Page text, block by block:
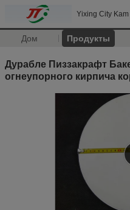
Yixing City
Дом Продукты
Дурабле Пиззакрафт
огнеупорного кирпича